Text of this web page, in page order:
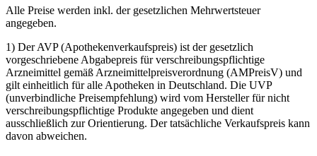
Alle Preise werden inkl. der gesetzlichen Mehrwertsteuer
angegeben.
1) Der AVP (Apothekenverkaufspreis) ist der gesetzlich
vorgeschriebene Abgabepreis für verschreibungspflichtige
Arzneimittel gemäß Arzneimittelpreisverordnung (AMPreisV) und
gilt einheitlich für alle Apotheken in Deutschland. Die UVP
(unverbindliche Preisempfehlung) wird vom Hersteller für nicht
verschreibungspflichtige Produkte angegeben und dient
ausschließlich zur Orientierung. Der tatsächliche Verkaufspreis kann
davon abweichen.